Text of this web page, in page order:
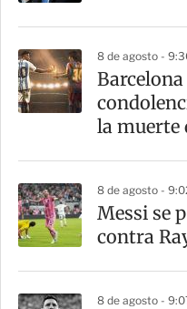
t
i
r
8 de agosto -
la muerte
8 de agosto -
Messi se
contra
8 de agosto -